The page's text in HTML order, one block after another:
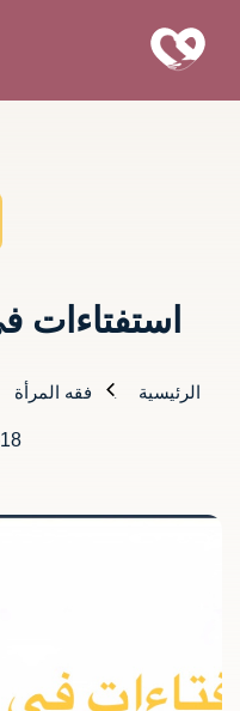
استفتاءات
الرئيسية فقه المرأة